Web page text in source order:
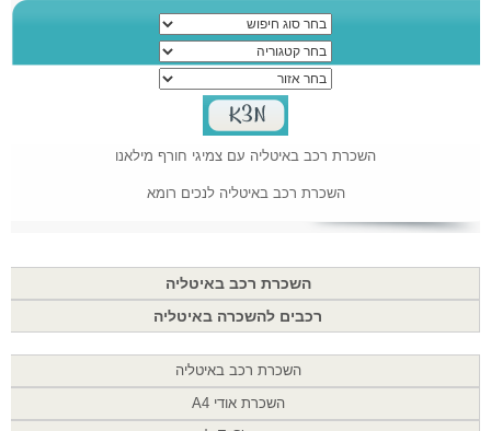
השכרת רכב באיטליה עם צמיגי חורף מילאנו
השכרת רכב באיטליה לנכים רומא
השכרת רכב באיטליה
רכבים להשכרה באיטליה
השכרת רכב באיטליה
השכרת אודי A4